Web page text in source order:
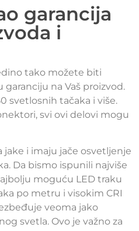
garancija
i
tako možete biti
na Vaš proizvod.
svetlosnih tačaka i više.
svi ovi delovi mogu
jake i imaju jače osvetljenje
Da bismo ispunili najviše
moguću LED traku
po metru i visokim CRI
veoma jako
svetla. Ovo je važno za